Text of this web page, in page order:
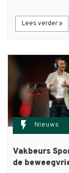
Lees verder »
flash_on Nieuws
Vakbeurs
de